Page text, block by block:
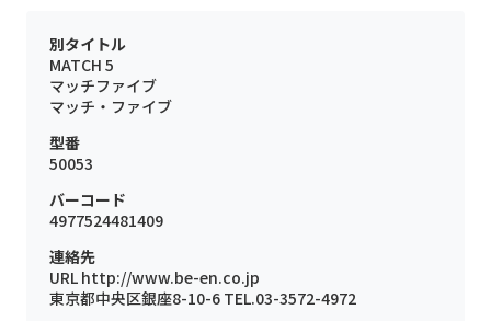
別タイトル
MATCH 5
マッチファイブ
マッチ・ファイブ
型番
50053
バーコード
4977524481409
連絡先
URL http://www.be-en.co.jp
東京都中央区銀座8-10-6 TEL.03-3572-4972